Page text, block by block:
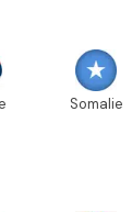
Somalie